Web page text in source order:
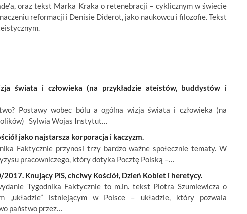
oraz tekst Marka Kraka o retenebracji – cyklicznym w świecie
reformacji i Denisie Diderot, jako naukowcu i filozofie. Tekst
świata i człowieka (na przykładzie ateistów, buddystów i
Postawy wobec bólu a ogólna wizja świata i człowieka (na
Sylwia Wojas Instytut…
jako najstarsza korporacja i kaczyzm.
Faktycznie przynosi trzy bardzo ważne społecznie tematy. W
pracowniczego, który dotyka Pocztę Polską –…
Knujący PiS, chciwy Kościół, Dzień Kobiet i heretycy.
Tygodnika Faktycznie to m.in. tekst Piotra Szumlewicza o
„układzie” istniejącym w Polsce – układzie, który pozwala
państwo przez…